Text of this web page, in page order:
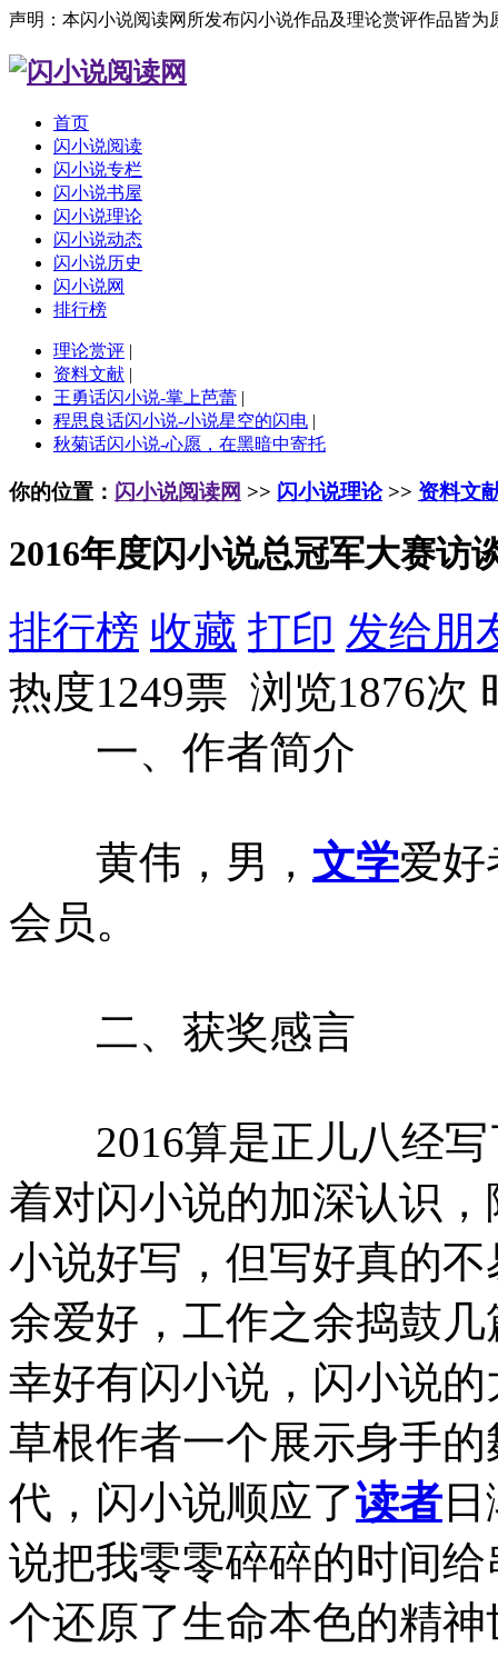
声明：本闪小说阅读网所发布闪小说作品及理论赏评作品皆
首页
闪小说阅读
闪小说专栏
闪小说书屋
闪小说理论
闪小说动态
闪小说历史
闪小说网
排行榜
理论赏评 |
资料文献 |
王勇话闪小说-掌上芭蕾 |
程思良话闪小说-小说星空的闪电 |
秋菊话闪小说-心愿，在黑暗中寄托
你的位置： 闪小说阅读网 >> 闪小说理论>> 资料文
2016年度闪小说总冠军大赛访
排行榜 收藏 打印 发给朋
热度1249票 浏览1876次
一、作者简介
黄伟，男， 文学爱好
会员。
二、获奖感言
2016算是正儿八经写
着对闪小说的加深认识
小说好写，但写好真的
余爱好，工作之余捣鼓
幸好有闪小说，闪小说
草根作者一个展示身手
代，闪小说顺应了读者
说把我零零碎碎的时间
个还原了生命本色的精